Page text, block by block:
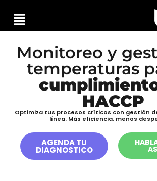
Monitoreo y
temperaturas
HACCP
Optimiza tus procesos críticos con gestión
línea. Más eficiencia, menos
AGENDA TU
DIAGNOSTICO